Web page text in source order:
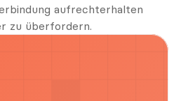
aufrechterhalten
zu überfordern.